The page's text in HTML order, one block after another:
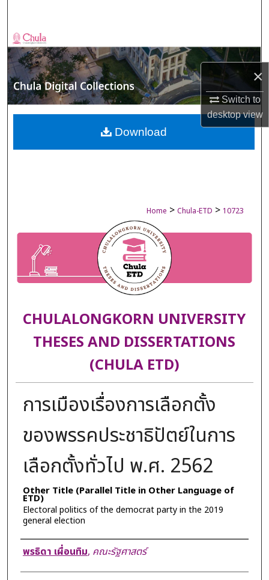
×
Switch to
desktopview
Browse Collections
My Account
About
Digital Commons Network™
Home > Chula-ETD > 10723
CHULALONGKORN UNIVERSITY
THESES AND DISSERTATIONS
(CHULA ETD)
การเมืองเรื่องการเลือกตั้ง
ของพรรคประชาธิปัตย์ในการ
เลือกตั้งทั่วไป พ.ศ. 2562
Other Title (Parallel Title in Other Language of
ETD)
Electoral politics of the democrat party in the 2019
general election
Author
พรธิดา เผื่อนทิม, คณะรัฐศาสตร์
Download